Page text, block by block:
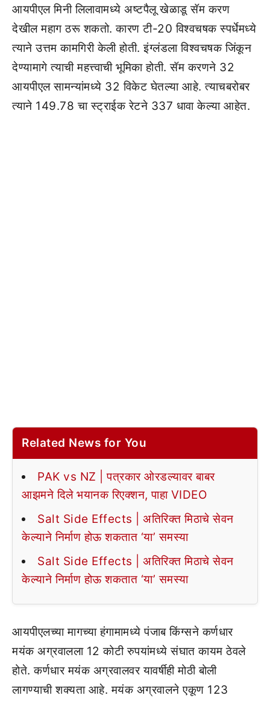
आयपीएल मिनी लिलावामध्ये अष्टपैलू खेळाडू सॅम करण
देखील महाग ठरू शकतो. कारण टी-20 विश्वचषक स्पर्धेमध्ये
त्याने उत्तम कामगिरी केली होती. इंग्लंडला विश्वचषक जिंकून
देण्यामागे त्याची महत्त्वाची भूमिका होती. सॅम करणने 32
आयपीएल सामन्यांमध्ये 32 विकेट घेतल्या आहे. त्याचबरोबर
त्याने 149.78 चा स्ट्राईक रेटने 337 धावा केल्या आहेत.
Related News for You
PAK vs NZ | पत्रकार ओरडल्यावर बाबर
आझमने दिले भयानक रिएक्शन, पाहा VIDEO
Salt Side Effects | अतिरिक्त मिठाचे सेवन
केल्याने निर्माण होऊ शकतात ‘या’ समस्या
Salt Side Effects | अतिरिक्त मिठाचे सेवन
केल्याने निर्माण होऊ शकतात ‘या’ समस्या
आयपीएलच्या मागच्या हंगामामध्ये पंजाब किंग्सने कर्णधार
मयंक अग्रवालला 12 कोटी रुपयांमध्ये संघात कायम ठेवले
होते. कर्णधार मयंक अग्रवालवर यावर्षीही मोठी बोली
लागण्याची शक्यता आहे. मयंक अग्रवालने एकूण 123